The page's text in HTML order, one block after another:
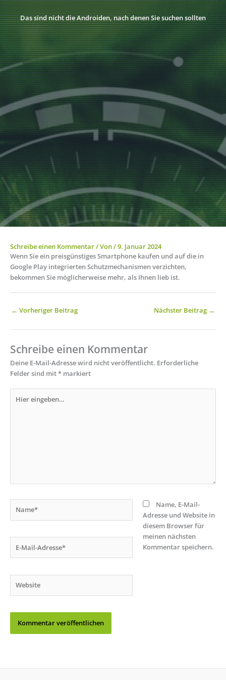
Das sind nicht die Androiden, nach denen Sie suchen sollten
Schreibe einen Kommentar/ Von/9. Januar 2024
Wenn Sie ein preisgünstiges Smartphone kaufen und auf die in
Google Play integrierten Schutzmechanismen verzichten,
bekommen Sie möglicherweise mehr, als Ihnen lieb ist.
← Vorheriger Beitrag Nächster Beitrag →
Schreibe einen Kommentar
Deine E-Mail-Adresse wird nicht veröffentlicht. Erforderliche
Felder sind mit* markiert
eingeben…
Mail-
Name, E-Mail-
Adresse und Website in
diesem Browser für
meinen nächsten
Kommentar speichern.